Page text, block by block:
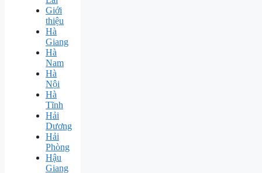
Giới
thiệu
Hà
Giang
Hà
Nam
Hà
Nội
Hà
Tĩnh
Hải
Dương
Hải
Phòng
Hậu
Giang